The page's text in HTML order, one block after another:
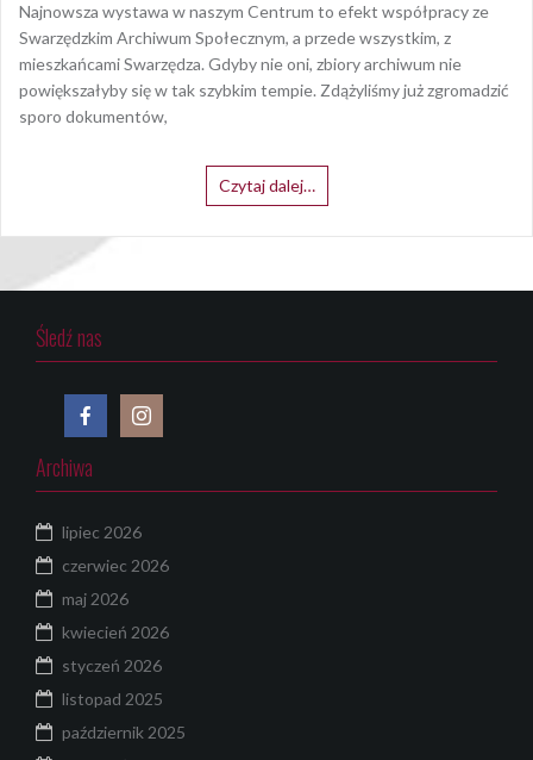
Najnowsza wystawa w naszym Centrum to efekt współpracy ze
Swarzędzkim Archiwum Społecznym, a przede wszystkim, z
mieszkańcami Swarzędza. Gdyby nie oni, zbiory archiwum nie
powiększałyby się w tak szybkim tempie. Zdążyliśmy już zgromadzić
sporo dokumentów,
Czytaj dalej…
Śledź nas
Archiwa
lipiec 2026
czerwiec 2026
maj 2026
kwiecień 2026
styczeń 2026
listopad 2025
październik 2025